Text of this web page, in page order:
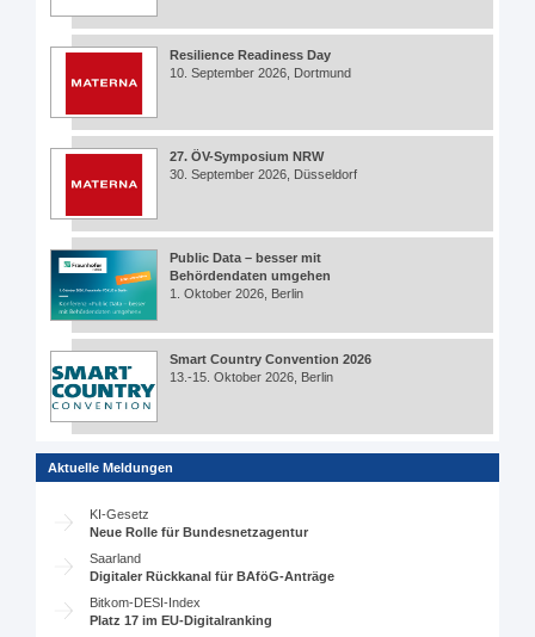
Resilience Readiness Day
10. September 2026, Dortmund
27. ÖV-Symposium NRW
30. September 2026, Düsseldorf
Public Data – besser mit
Behördendaten umgehen
1. Oktober 2026, Berlin
Smart Country Convention 2026
13.-15. Oktober 2026, Berlin
Aktuelle Meldungen
KI-Gesetz
Neue Rolle für Bundesnetzagentur
Saarland
Digitaler Rückkanal für BAföG-Anträge
Bitkom-DESI-Index
Platz 17 im EU-Digitalranking